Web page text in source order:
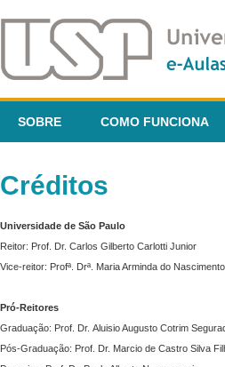
SOBRE COMO FUNCIONA
Créditos
Universidade de São Paulo
Reitor: Prof. Dr. Carlos Gilberto Carlotti Junior
Vice-reitor: Profª. Drª. Maria Arminda do
Pró-Reitores
Graduação: Prof. Dr. Aluisio Augusto Cotrim
Pós-Graduação: Prof. Dr. Marcio de Castro Silva